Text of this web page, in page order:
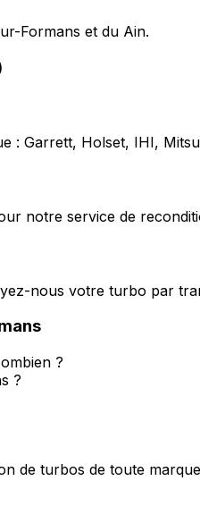
Formans et du Ain.
: Garrett, Holset, IHI,
notre service de
nous votre turbo par
?
?
de turbos de toute